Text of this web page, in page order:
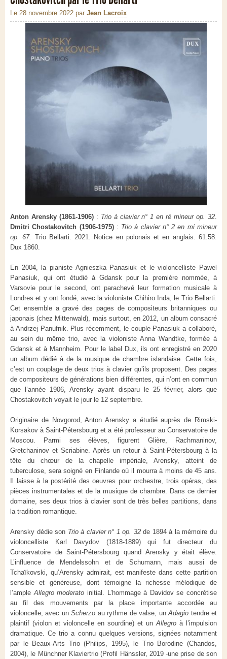
Le 28 novembre 2022 par Jean Lacroix
Anton Arensky (1861-1906): Trio à clavier n° 1 en ré mineur op. 32
Dmitri Chostakovitch (1906-1975): Trio à clavier n° 2 en mi mineur
op. 67. Trio Bellarti. 2021. Notice en polonais et en anglais. 61.58.
Dux 1860.
En 2004, la pianiste Agnieszka Panasiuk et le violoncelliste Pawel
Panasiuk, qui ont étudié à Gdansk pour la première nommée, à
Varsovie pour le second, ont parachevé leur formation musicale à
Londres et y ont fondé, avec la violoniste Chihiro Inda, le Trio Bellarti.
Cet ensemble a gravé des pages de compositeurs britanniques ou
japonais (chez Mittenwald), mais surtout, en 2012, un album consacré
à Andrzej Panufnik. Plus récemment, le couple Panasiuk a collaboré,
au sein du même trio, avec la violoniste Anna Wandtke, formée à
Gdansk et à Mannheim. Pour le label Dux, ils ont enregistré en 2020
un album dédié à de la musique de chambre islandaise. Cette fois,
c’est un couplage de deux trios à clavier qu’ils proposent. Des pages
de compositeurs de générations bien différentes, qui n’ont en commun
que l’année 1906, Arensky ayant disparu le 25 février, alors que
Chostakovitch voyait le jour le 12 septembre.
Originaire de Novgorod, Anton Arensky a étudié auprès de Rimski-
Korsakov à Saint-Pétersbourg et a été professeur au Conservatoire de
Moscou. Parmi ses élèves, figurent Glière, Rachmaninov,
Gretchaninov et Scriabine. Après un retour à Saint-Pétersbourg à la
tête du chœur de la chapelle impériale, Arensky, atteint de
tuberculose, sera soigné en Finlande où il mourra à moins de 45 ans.
Il laisse à la postérité des oeuvres pour orchestre, trois opéras, des
pièces instrumentales et de la musique de chambre. Dans ce dernier
domaine, ses deux trios à clavier sont de très belles partitions, dans
la tradition romantique.
Arensky dédie son Trio à clavier n° 1 op. 32de 1894 à la mémoire du
violoncelliste Karl Davydov (1818-1889) qui fut directeur du
Conservatoire de Saint-Pétersbourg quand Arensky y était élève.
L’influence de Mendelssohn et de Schumann, mais aussi de
Tchaïkovski, qu’Arensky admirait, est manifeste dans cette partition
sensible et généreuse, dont témoigne la richesse mélodique de
l’ample Allegro moderato initial. L’hommage à Davidov se concrétise
au fil des mouvements par la place importante accordée au
violoncelle, avec unScherzo au rythme de valse, unAdagio tendre et
plaintif (violon et violoncelle en sourdine) et un Allegro à l’impulsion
dramatique. Ce trio a connu quelques versions, signées notamment
par le Beaux-Arts Trio (Philips, 1995), le Trio Borodine (Chandos,
2004), le Münchner Klaviertrio (Profil Hänssler, 2019 -une prise de son